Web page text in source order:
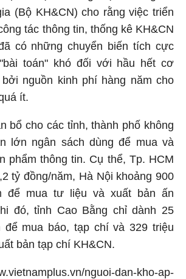
(Bộ KH&CN) cho rằng việc triển
tác thông tin, thống kê KH&CN
có những chuyển biến tích cực
toán" khó đối với hầu hết cơ
nguồn kinh phí hàng năm cho
ít.
bổ cho các tỉnh, thành phố không
lớn ngân sách dùng để mua và
phẩm thông tin. Cụ thể, Tp. HCM
tỷ đồng/năm, Hà Nội khoảng 900
để mua tư liệu và xuất bản ấn
đó, tỉnh Cao Bằng chỉ dành 25
để mua báo, tạp chí và 329 triệu
bản tạp chí KH&CN.
nguoi-dan-kho-ap-